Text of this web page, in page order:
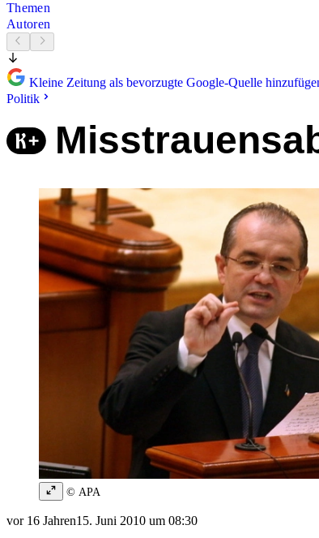
Themen
Autoren
Kleine Zeitung als bevorzugte Google-Quelle
Politik
© APA
vor 16 Jahren15. Juni 2010 um 08:30